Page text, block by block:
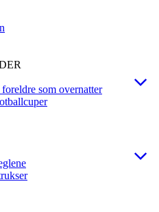
som overnatter